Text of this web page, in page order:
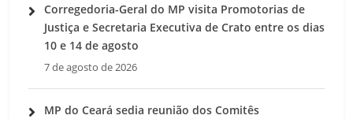
Corregedoria-Geral do MP visita Promotorias de
Justiça e Secretaria Executiva de Crato entre os dias
10 e 14 de agosto
7 de agosto de 2026
MP do Ceará sedia reunião dos Comitês